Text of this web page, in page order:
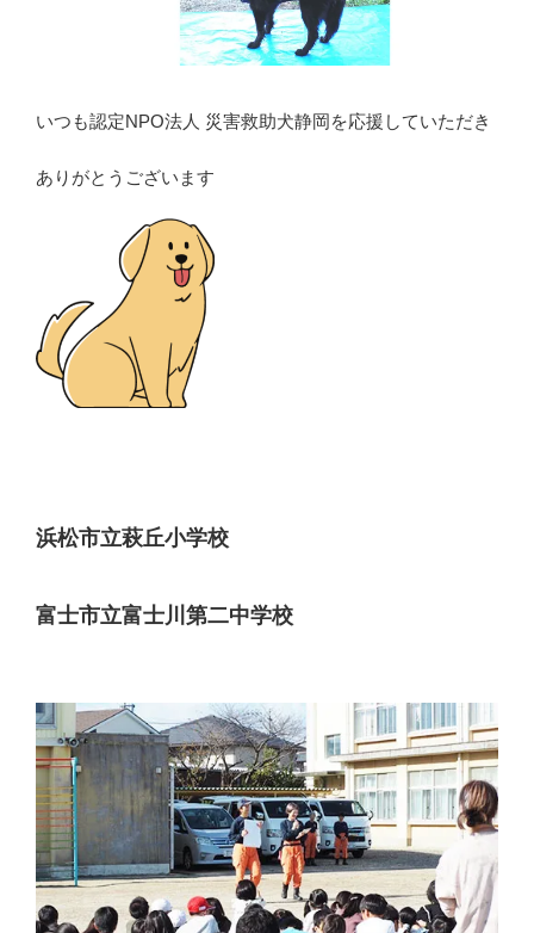
いつも認定NPO法人 災害救助犬静岡を応援していただき
ありがとうございます
浜松市立萩丘小学校
富士市立富士川第二中学校